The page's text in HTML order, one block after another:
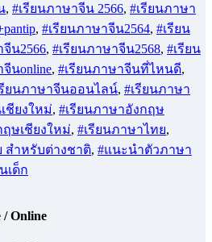
, #เรียนภาษาจีน 2566, #เรียนภาษา
, #เรียนภาษาจีน2564, #เรียน
น2566, #เรียนภาษาจีน2568, #เรียน
นonline, #เรียนภาษาจีนที่ไหนดี,
รียนภาษาจีนออนไลน์, #เรียนภาษา
ชียงใหม่, #เรียนภาษาอังกฤษ
ษเชียงใหม่, #เรียนภาษาไทย,
สำหรับต่างชาติ, #แนะนำตัวภาษา
เด็ก
Online